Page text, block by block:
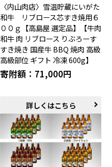
〈内山肉店〉雪温貯蔵にいがた
和牛 リブロース芯すき焼用６
００ｇ【高島屋 選定品】【牛肉
和牛 肉 リブロース りぶろーす
すき焼き 国産牛 BBQ 焼肉 高級
高級部位 ギフト 冷凍 600g】
寄附額：71,000円
詳しくはこちら